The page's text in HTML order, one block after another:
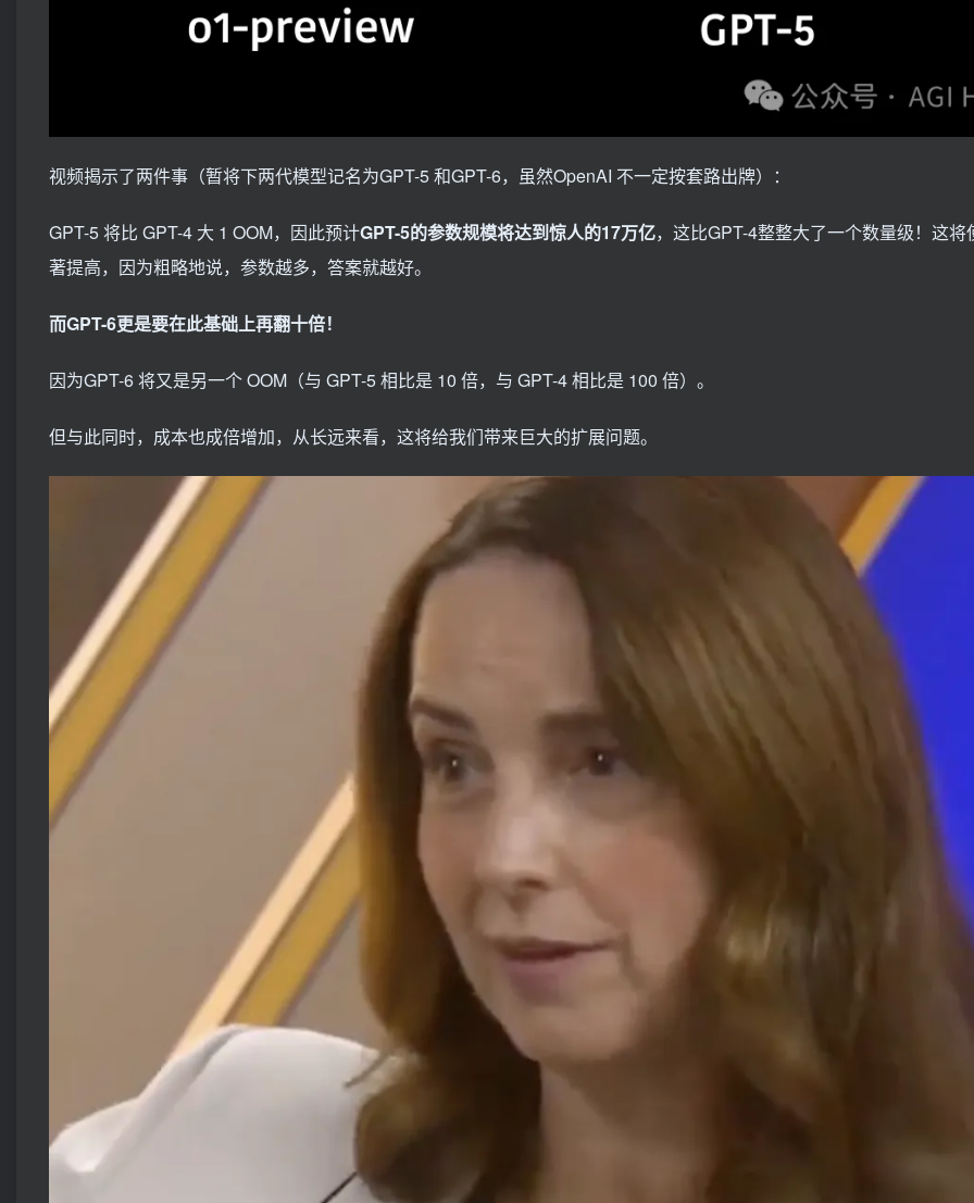
视频揭示了两件事（暂将下两代模型记名为GPT-5 和GPT-6，虽然OpenAI 不一定按套路出牌）：
GPT-5 将比 GPT-4 大 1 OOM，因此预计GPT-5的参数规模将达到惊人的17万亿，这比GPT-4整整大了一个数量级！这将
著提高，因为粗略地说，参数越多，答案就越好。
而GPT-6更是要在此基础上再翻十倍！
因为GPT-6 将又是另一个 OOM（与 GPT-5 相比是 10 倍，与 GPT-4 相比是 100 倍）。
但与此同时，成本也成倍增加，从长远来看，这将给我们带来巨大的扩展问题。